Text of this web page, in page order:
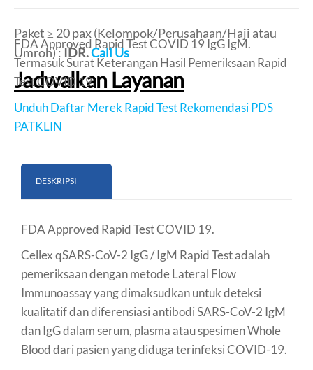
Paket ≥ 20 pax (Kelompok/Perusahaan/Haji atau
Umroh) :IDR.Call Us
Jadwalkan Layanan
FDA Approved Rapid Test COVID 19 IgG IgM.
Termasuk Surat Keterangan Hasil Pemeriksaan Rapid
Test COVID 19.
Unduh Daftar Merek Rapid Test Rekomendasi PDS
PATKLIN
DESKRIPSI
FDA Approved Rapid Test COVID 19.
Cellex qSARS-CoV-2 IgG / IgM Rapid Test adalah
pemeriksaan dengan metode Lateral Flow
Immunoassay yang dimaksudkan untuk deteksi
kualitatif dan diferensiasi antibodi SARS-CoV-2 IgM
dan IgG dalam serum, plasma atau spesimen Whole
Blood dari pasien yang diduga terinfeksi COVID-19.